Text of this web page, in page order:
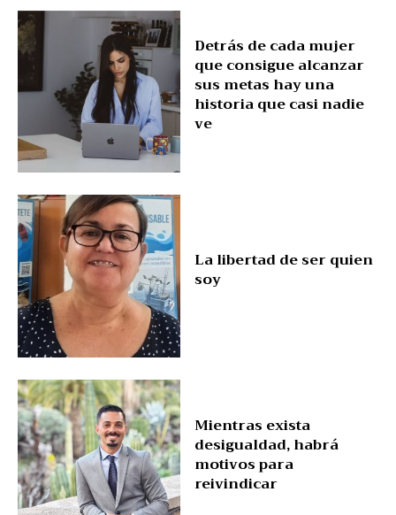
Detrás de cada mujer
que consigue alcanzar
sus metas hay una
historia que casi nadie
ve
La libertad de ser quien
soy
Mientras exista
desigualdad, habrá
motivos para
reivindicar